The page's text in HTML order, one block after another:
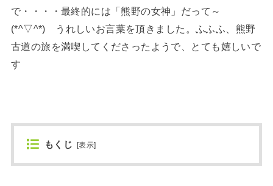
で・・・・最終的には「熊野の女神」だって～
(*^▽^*) うれしいお言葉を頂きました。ふふふ、熊野
古道の旅を満喫してくださったようで、とても嬉しいで
す
もくじ [表示]